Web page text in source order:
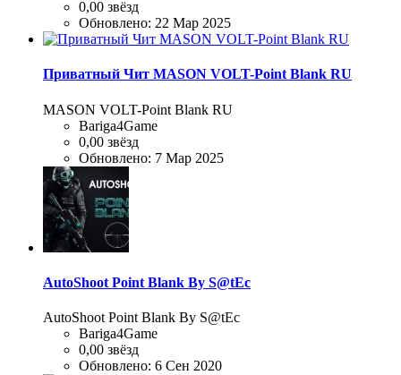
0,00 звёзд
Обновлено: 22 Мар 2025
Приватный Чит MASON VOLT-Point Blank RU
MASON VOLT-Point Blank RU
Bariga4Game
0,00 звёзд
Обновлено: 7 Мар 2025
AutoShoot Point Blank By S@tEc
AutoShoot Point Blank By S@tEc
Bariga4Game
0,00 звёзд
Обновлено: 6 Сен 2020